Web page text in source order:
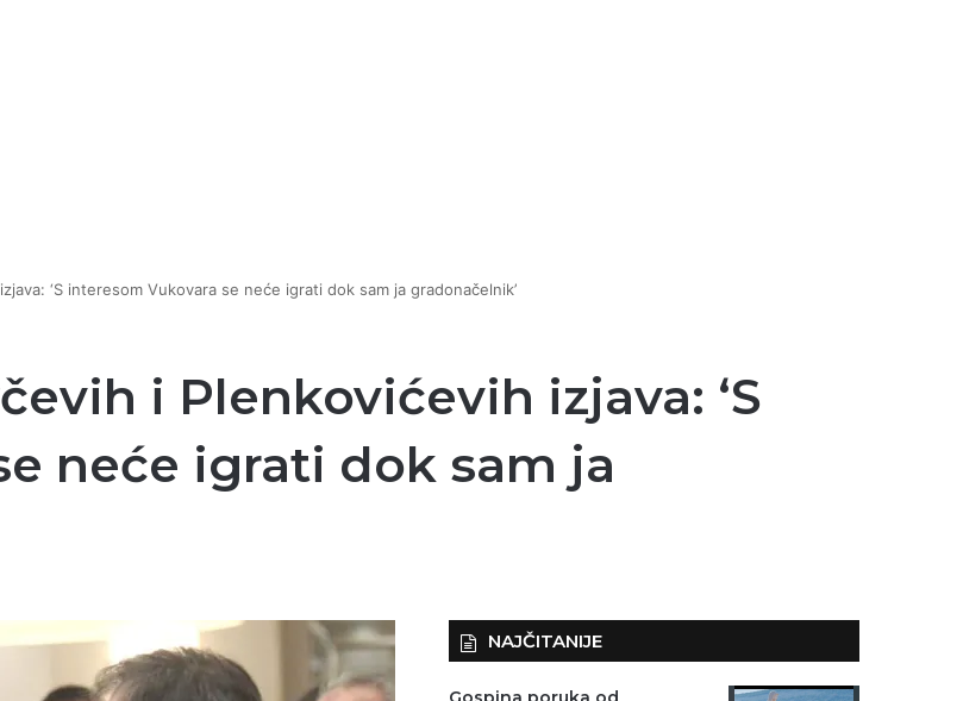
‘S interesom Vukovara se neće igrati dok sam ja gradonačelnik’
i Plenkovićevih izjava: ‘S
neće igrati dok sam ja
NAJČITANIJE